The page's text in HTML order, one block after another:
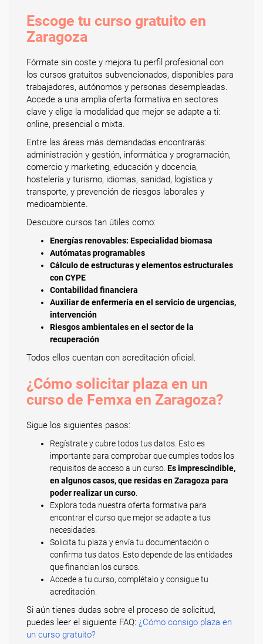
Escoge tu curso gratuito en
Zaragoza
Fórmate sin coste y mejora tu perfil profesional con
los cursos gratuitos subvencionados, disponibles para
trabajadores, autónomos y personas desempleadas.
Accede a una amplia oferta formativa en sectores
clave y elige la modalidad que mejor se adapte a ti:
online, presencial o mixta.
Entre las áreas más demandadas encontrarás:
administración y gestión, informática y programación,
comercio y marketing, educación y docencia,
hostelería y turismo, idiomas, sanidad, logística y
transporte, y prevención de riesgos laborales y
medioambiente.
Descubre cursos tan útiles como:
Energías renovables: Especialidad biomasa
Autómatas programables
Cálculo de estructuras y elementos estructurales
con CYPE
Contabilidad financiera
Auxiliar de enfermería en el servicio de urgencias,
intervención
Riesgos ambientales en el sector de la
recuperación
Todos ellos cuentan con acreditación oficial.
¿Cómo solicitar plaza en un
curso de Femxa en Zaragoza?
Sigue los siguientes pasos:
Regístrate y cubre todos tus datos. Esto es
importante para comprobar que cumples todos los
requisitos de acceso a un curso. Es imprescindible,
en algunos casos, que residas en Zaragoza para
poder realizar un curso
Explora toda nuestra oferta formativa para
encontrar el curso que mejor se adapte a tus
necesidades.
Solicita tu plaza y envía tu documentación o
confirma tus datos. Esto depende de las entidades
que financian los cursos.
Accede a tu curso, complétalo y consigue tu
acreditación.
Si aún tienes dudas sobre el proceso de solicitud,
puedes leer el siguiente FAQ: ¿Cómo consigo plaza en
un curso gratuito?